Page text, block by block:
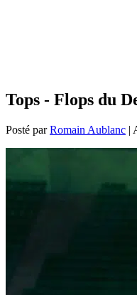
Tops - Flops du
Posté parRomain Aublanc |